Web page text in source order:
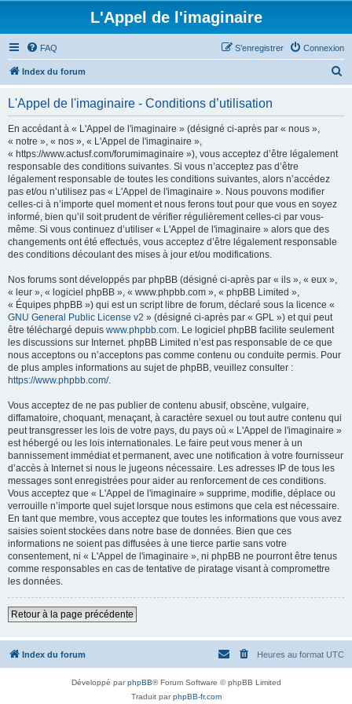
L'Appel de l'imaginaire
FAQ Connexion
S’enregistrer
Index du forum
L'Appel de l'imaginaire - Conditions d’utilisation
En accédant à « L'Appel de l'imaginaire » (désigné ci-après par « nous »,
« notre », « nos », « L'Appel de l'imaginaire »,
« https://www.actusf.com/forumimaginaire »), vous acceptez d’être légalement
responsable des conditions suivantes. Si vous n’acceptez pas d’être
légalement responsable de toutes les conditions suivantes, alors n’accédez
pas et/ou n’utilisez pas « L'Appel de l'imaginaire ». Nous pouvons modifier
celles-ci à n’importe quel moment et nous ferons tout pour que vous en soyez
informé, bien qu’il soit prudent de vérifier régulièrement celles-ci par vous-
même. Si vous continuez d’utiliser « L'Appel de l'imaginaire » alors que des
changements ont été effectués, vous acceptez d’être légalement responsable
des conditions découlant des mises à jour et/ou modifications.
Nos forums sont développés par phpBB (désigné ci-après par « ils », « eux »,
« leur », « logiciel phpBB », « www.phpbb.com », « phpBB Limited »,
« Équipes phpBB ») qui est un script libre de forum, déclaré sous la licence «
GNU General Public License v2 » (désigné ci-après par « GPL ») et qui peut
être téléchargé depuis www.phpbb.com. Le logiciel phpBB facilite seulement
les discussions sur Internet. phpBB Limited n’est pas responsable de ce que
nous acceptons ou n’acceptons pas comme contenu ou conduite permis. Pour
de plus amples informations au sujet de phpBB, veuillez consulter :
https://www.phpbb.com/.
Vous acceptez de ne pas publier de contenu abusif, obscène, vulgaire,
diffamatoire, choquant, menaçant, à caractère sexuel ou tout autre contenu qui
peut transgresser les lois de votre pays, du pays où « L'Appel de l'imaginaire »
est hébergé ou les lois internationales. Le faire peut vous mener à un
bannissement immédiat et permanent, avec une notification à votre fournisseur
d’accès à Internet si nous le jugeons nécessaire. Les adresses IP de tous les
messages sont enregistrées pour aider au renforcement de ces conditions.
Vous acceptez que « L'Appel de l'imaginaire » supprime, modifie, déplace ou
verrouille n’importe quel sujet lorsque nous estimons que cela est nécessaire.
En tant que membre, vous acceptez que toutes les informations que vous avez
saisies soient stockées dans notre base de données. Bien que ces
informations ne soient pas diffusées à une tierce partie sans votre
consentement, ni « L'Appel de l'imaginaire », ni phpBB ne pourront être tenus
comme responsables en cas de tentative de piratage visant à compromettre
les données.
Retour à la page précédente
Index du forum Heures au format UTC
Développé parphpBB® Forum Software © phpBB Limited
Traduit parphpBB-fr.com